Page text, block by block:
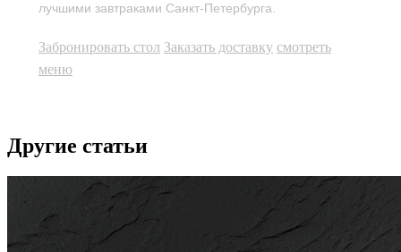
лучшими завтраками Санкт-Петербурга.
Забронировать стол Заказать доставку смотреть
меню
Другие статьи